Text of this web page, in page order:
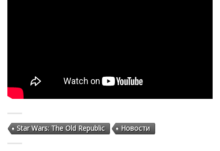
Star Wars: The Old Republic Новости